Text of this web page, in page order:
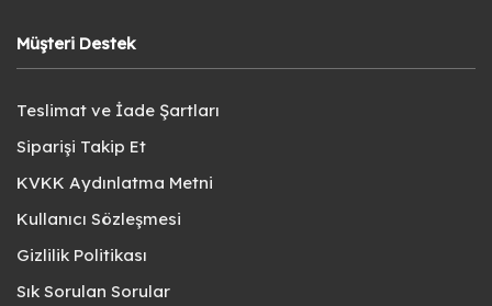
Müşteri Destek
Teslimat ve İade Şartları
Siparişi Takip Et
KVKK Aydınlatma Metni
Kullanıcı Sözleşmesi
Gizlilik Politikası
Sık Sorulan Sorular